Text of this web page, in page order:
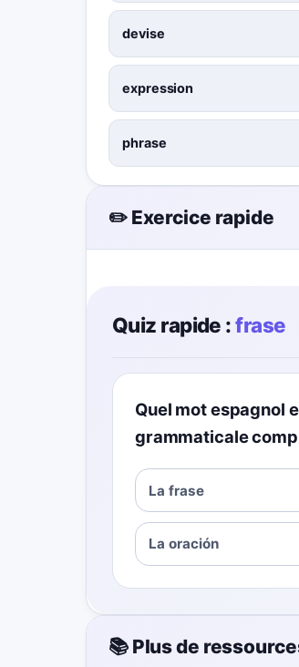
devise
expression
phrase
✏️ Exercice rapide
Quiz rapide :frase
Quel mot espagnol
grammaticale
La frase
La oración
📚 Plus de